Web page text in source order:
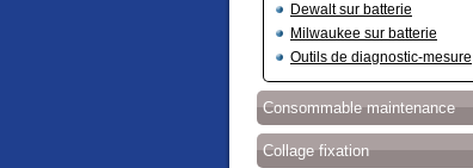
Dewalt sur batterie
Milwaukee sur batterie
Outils de diagnostic-mesure
Consommable maintenance
Collage fixation